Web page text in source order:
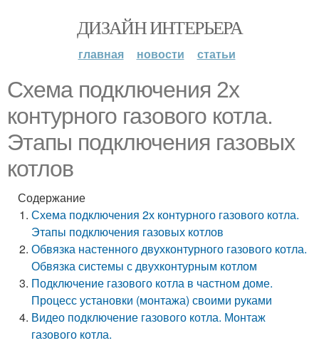
ДИЗАЙН ИНТЕРЬЕРА
главная новости статьи
Схема подключения 2х
контурного газового котла.
Этапы подключения газовых
котлов
Содержание
Схема подключения 2х контурного газового котла.
Этапы подключения газовых котлов
Обвязка настенного двухконтурного газового котла.
Обвязка системы с двухконтурным котлом
Подключение газового котла в частном доме.
Процесс установки (монтажа) своими руками
Видео подключение газового котла. Монтаж
газового котла.